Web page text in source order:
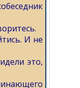
И не
это,